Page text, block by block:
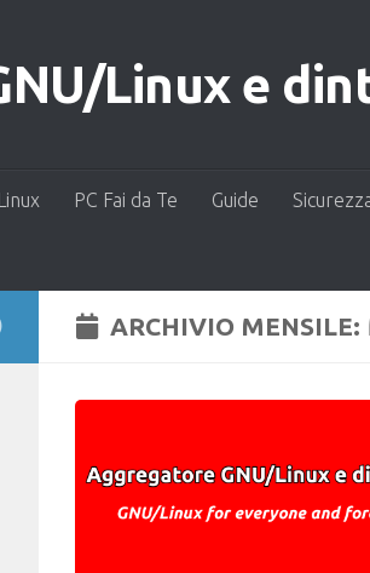
Linux e
PC Fai da Te Guide
ARCHIVIO MENSILE: